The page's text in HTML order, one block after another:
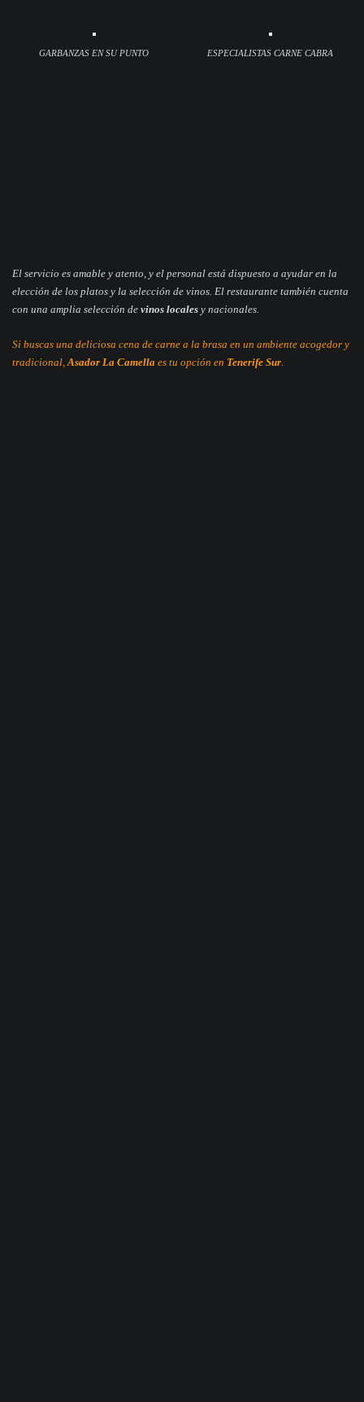
GARBANZAS EN SU PUNTO ESPECIALISTAS CARNE CABRA
El servicio es amable y atento, y el personal está dispuesto a ayudar en la
elección de los platos y la selección de vinos. El restaurante también cuenta
con una amplia selección de vinos locales y nacionales.
Si buscas una deliciosa cena de carne a la brasa en un ambiente acogedor y
tradicional, Asador La Camella es tu opción en Tenerife Sur